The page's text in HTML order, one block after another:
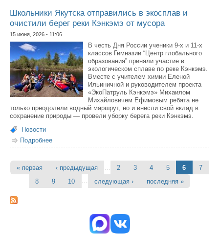
Школьники Якутска отправились в экосплав и
очистили берег реки Кэнкэмэ от мусора
15 июня, 2026 - 11:06
В честь Дня России ученики 9-х и 11-х
классов Гимназии “Центр глобального
образования” приняли участие в
экологическом сплаве по реке Кэнкэмэ.
Вместе с учителем химии Еленой
Ильиничной и руководителем проекта
«ЭкоПатруль Кэнкэмэ» Михаилом
Михайловичем Ефимовым ребята не
только преодолели водный маршрут, но и внесли свой вклад в
сохранение природы — провели уборку берега реки Кэнкэмэ.
Новости
Подробнее
очистили берег реки Кэнкэмэ от мусора
Страницы
« первая ‹ предыдущая 2 3 4 5 6
7
8
9 10 следующая › последняя »